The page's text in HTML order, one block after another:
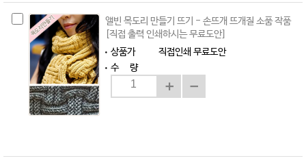
앨빈 목도리 만들기 뜨기 - 손뜨개 뜨개질 소품 작품
[직접 출력 인쇄하시는 무료도안]
상품가
직접인쇄 무료도안
수 량